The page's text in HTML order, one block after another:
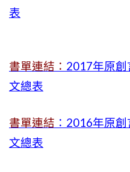
表
書單連結： 2017年原
文總表
書單連結 ：2016年原
文總表